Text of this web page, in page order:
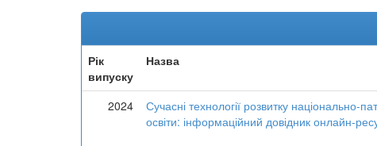
Рік
випуску
Назва
2024
Сучасні технології розвитку національно-
освіти: інформаційний довідник онлайн-